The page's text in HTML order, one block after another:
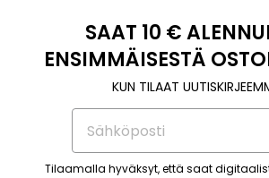
SAAT 10 €
ENSIMMÄISESTÄ
KUN TILAAT
Tilaamalla hyväksyt, että saat